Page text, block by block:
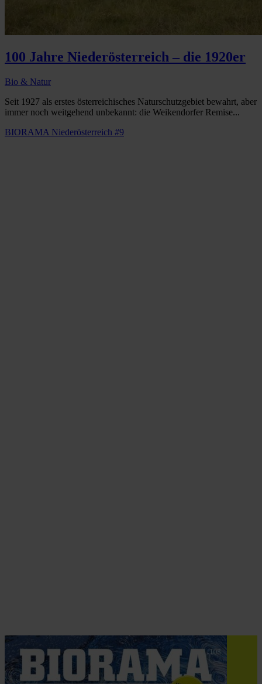
100 Jahre Niederösterreich – die 1920er
Bio & Natur
Seit 1927 als erstes österreichisches Naturschutzgebiet bewahrt, aber
immer noch weitgehend unbekannt: die Weikendorfer Remise...
BIORAMA Niederösterreich #9